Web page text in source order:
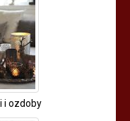
i ozdoby